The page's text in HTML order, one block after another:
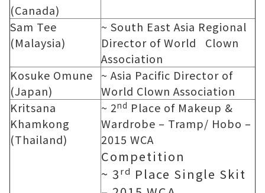
(Canada)
Sam Tee
(Malaysia)
~ South East Asia Regional
Director of World Clown
Association
Kosuke Omune
(Japan)
~ Asia Pacific Director of
World Clown Association
Kritsana
Khamkong
(Thailand)
~ 2nd Place of Makeup &
Wardrobe – Tramp/ Hobo –
2015 WCA
Competition
~ 3rd Place Single Skit